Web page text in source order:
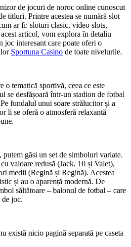
de jocuri de noroc online cunoscut
titluri. Printre acestea se numără slot
ar fi: sloturi clasic, video slots,
articol, vom explora în detaliu
joc interesant care poate oferi o
Sportuna Casino de toate nivelurile.
o tematică sportivă, ceea ce este
se desfășoară într-un stadion de fotbal
fundalul unui soare strălucitor și a
li se oferă o atmosferă relaxantă
găsi un set de simboluri variate.
valoare redusă (Jack, 10 și Valet),
medii (Regină și Regină). Acestea
și au o aparență modernă. De
săltătoare – balonul de fotbal – care
de joc.
există nicio pagină separată pe caseta